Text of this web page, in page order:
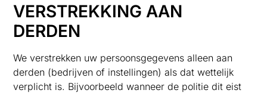
VERSTREKKING AAN
DERDEN
We verstrekken uw persoonsgegevens alleen aan
derden (bedrijven of instellingen) als dat wettelijk
verplicht is. Bijvoorbeeld wanneer de politie dit eist